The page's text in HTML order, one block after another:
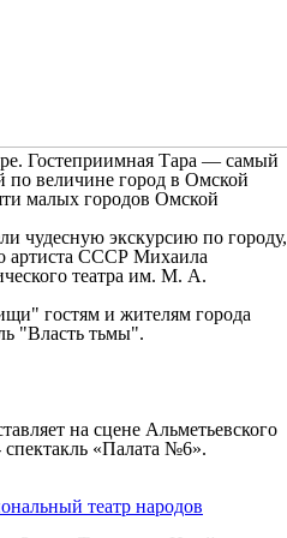
Гостеприимная Тара — самый
по величине город в Омской
малых городов Омской
чудесную экскурсию по городу,
артиста СССР Михаила
театра им. М. А.
гостям и жителям города
"Власть тьмы".
на сцене Альметьевского
спектакль «Палата №6».
театр народов